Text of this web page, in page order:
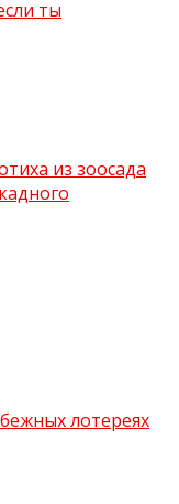
ты
из зоосада
лотереях